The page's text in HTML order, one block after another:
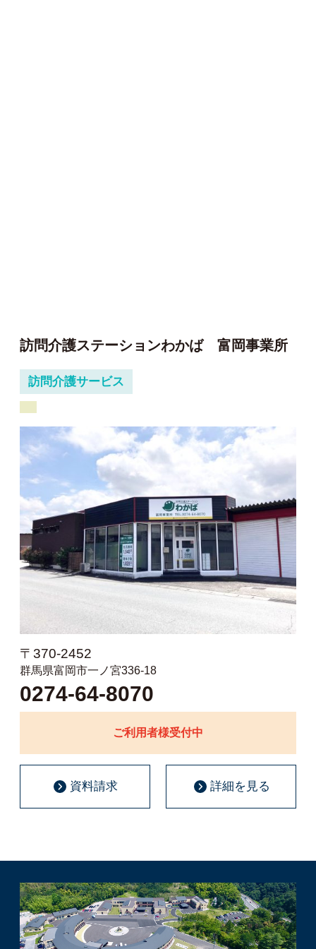
訪問介護ステーションわかば 富岡事業所
訪問介護サービス
〒370-2452
群馬県富岡市一ノ宮336-18
0274-64-8070
ご利用者様受付中
資料請求 詳細を見る